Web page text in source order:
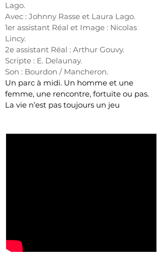
Lago.
Avec : Johnny Rasse et Laura Lago.
1er assistant Réal et Image : Nicolas
Lincy.
2e assistant Réal : Arthur Gouvy.
Scripte : E. Delaunay.
Son : Bourdon / Mancheron.
Un parc à midi. Un homme et une
femme, une rencontre, fortuite ou pas.
La vie n’est pas toujours un jeu